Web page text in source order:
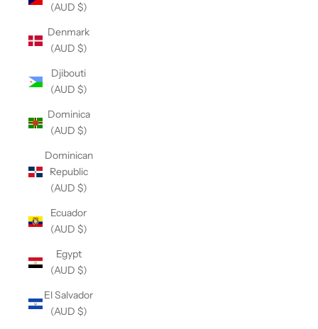
(AUD $)
Denmark
(AUD $)
Djibouti
(AUD $)
Dominica
(AUD $)
Dominican
Republic
(AUD $)
Ecuador
(AUD $)
Egypt
(AUD $)
El Salvador
(AUD $)